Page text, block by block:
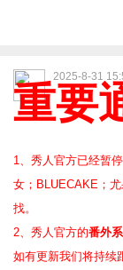
2025-8-31
重要
1、秀人官方已经暂
女；BLUECAKE；
找。
2、 秀人官方的番外
如有更新我们将持续